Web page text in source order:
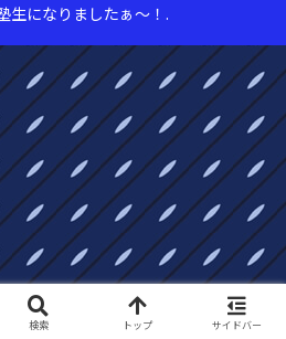
生になりましたぁ〜！.
検索 トップ サイドバー